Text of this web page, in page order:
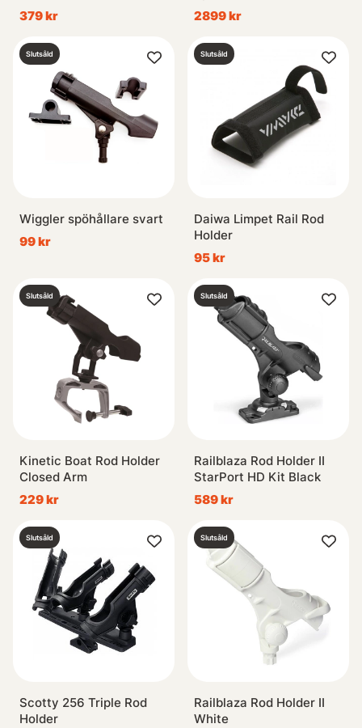
Without Mount
379 kr
2899 kr
Slutsåld
Wiggler spöhållare svart
99 kr
Slutsåld
Daiwa Limpet Rail Rod
Holder
95 kr
Slutsåld
Kinetic Boat Rod Holder
Closed Arm
229 kr
Slutsåld
Railblaza Rod Holder II
StarPort HD Kit Black
589 kr
Slutsåld
Scotty 256 Triple Rod
Holder
Slutsåld
Railblaza Rod Holder II
White